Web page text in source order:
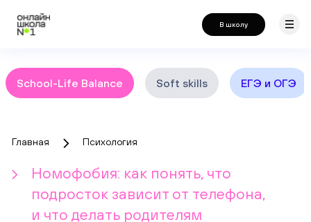
В школу
School-Life Balance Soft skills ЕГЭ и ОГЭ
Главная Психология
Номофобия: как понять, что
подросток зависит от телефона,
и что делать родителям